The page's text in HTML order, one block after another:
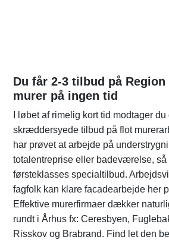
Du får 2-3 tilbud på
murer på ingen tid
I løbet af rimelig kort tid modtager
skræddersyede tilbud på flot
har prøvet at arbejde på
totalentreprise eller badeværelse, så
førsteklasses specialtilbud.
fagfolk kan klare facadearbejde her
Effektive murerfirmaer dækker
rundt i Århus fx: Ceresbyen,
Risskov og Brabrand. Find let den